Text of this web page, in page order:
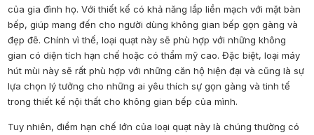
của gia đình họ. Với thiết kế có khả năng lắp liền mạch với mặt bàn
bếp, giúp mang đến cho người dùng không gian bếp gọn gàng và
đẹp đẽ. Chính vì thế, loại quạt này sẽ phù hợp với những không
gian có diện tích hạn chế hoặc có thẩm mỹ cao. Đặc biệt, loại máy
hút mùi này sẽ rất phù hợp với những căn hộ hiện đại và cũng là sự
lựa chọn lý tưởng cho những ai yêu thích sự gọn gàng và tinh tế
trong thiết kế nội thất cho không gian bếp của mình.
Tuy nhiên, điểm hạn chế lớn của loại quạt này là chúng thường có